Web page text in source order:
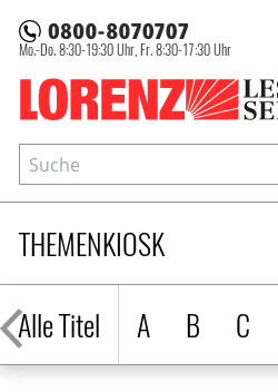
Lorenz
Mo.-Do. 8:30-19:30 Uhr, Fr. 8:30-17:30 Uhr
THEMENKIOSK
Alle Titel
A B C
Suche
Zeitschriftensuche